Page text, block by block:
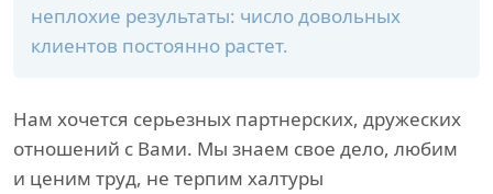
неплохие результаты: число довольных
клиентов постоянно растет.
Нам хочется серьезных партнерских, дружеских
отношений с Вами. Мы знаем свое дело, любим
и ценим труд, не терпим халтуры